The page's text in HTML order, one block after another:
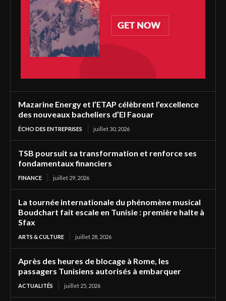
Mazarine Energy et l’ETAP célèbrent l’excellence
des nouveaux bacheliers d’El Faouar
ÉCHO DES ENTREPRISES juillet 30, 2026
TSB poursuit sa transformation et renforce ses
fondamentaux financiers
FINANCE juillet 29, 2026
La tournée internationale du phénomène musical
Boudchart fait escale en Tunisie : première halte à
Sfax
ARTS & CULTURE juillet 28, 2026
Après des heures de blocage à Rome, les
passagers Tunisiens autorisés à embarquer
ACTUALITÉS juillet 25, 2026